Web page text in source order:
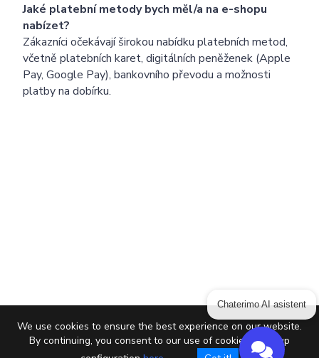
We use cookies to ensure the best experience on our website.
By continuing, you consent to our use of cookies or setup
Jaké platební metody bych měl/a na e-shopu
nabízet?
Zákazníci očekávají širokou nabídku platebních metod,
včetně platebních karet, digitálních peněženek (Apple
Pay, Google Pay), bankovního převodu a možnosti
platby na dobírku.